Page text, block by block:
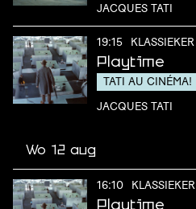
JACQUES TATI
19:15 KLASSIEKER
Playtime
TATI AU CINÉMA!
JACQUES TATI
Wo 12 aug
16:10 KLASSIEKER
Playtime